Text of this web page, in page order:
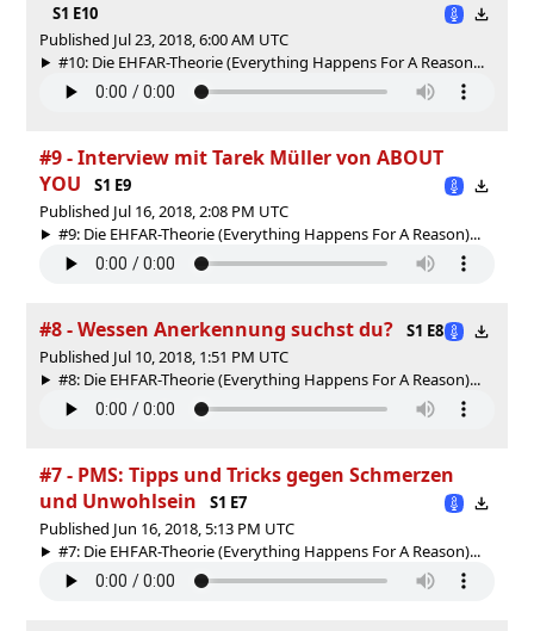
S1 E10
Published Jul 23, 2018, 6:00 AM UTC
#10: Die EHFAR-Theorie (Everything Happens For A Reason...
#9 - Interview mit Tarek Müller von ABOUT
YOU
S1 E9
Published Jul 16, 2018, 2:08 PM UTC
#9: Die EHFAR-Theorie (Everything Happens For A Reason)...
#8 - Wessen Anerkennung suchst du?
S1 E8
Published Jul 10, 2018, 1:51 PM UTC
#8: Die EHFAR-Theorie (Everything Happens For A Reason)...
#7 - PMS: Tipps und Tricks gegen Schmerzen
und Unwohlsein
S1 E7
Published Jun 16, 2018, 5:13 PM UTC
#7: Die EHFAR-Theorie (Everything Happens For A Reason)...